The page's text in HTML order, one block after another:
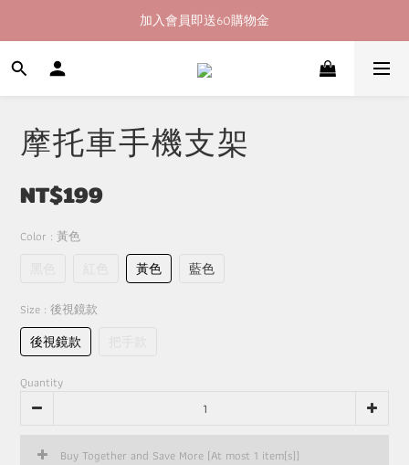
加入會員即送60購物金
加入會員即送60購物金
消費滿400即享超商取貨免運費
加入會員即送60購物金
摩托車手機支架
NT$199
Color : 黃色
黃色 藍色
Size : 後視鏡款
後視鏡款
Quantity
Buy Together and Save More (At most 1 item(s))